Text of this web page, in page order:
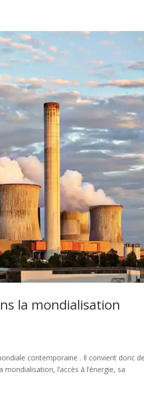
la mondialisation
contemporaine . Il convient donc
l’accès à l’énergie, sa